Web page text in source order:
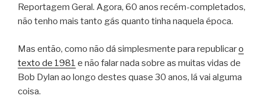
Reportagem Geral. Agora, 60 anos recém-completados,
não tenho mais tanto gás quanto tinha naquela época.
Mas então, como não dá simplesmente para republicaro
texto de 1981 e não falar nada sobre as muitas vidas de
Bob Dylan ao longo destes quase 30 anos, lá vai alguma
coisa.